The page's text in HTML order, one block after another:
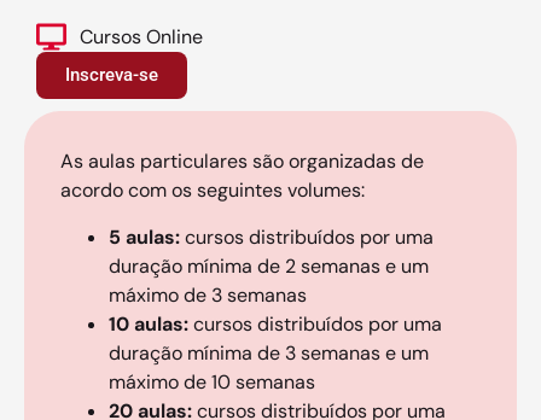
Cursos Online
Inscreva-se
As aulas particulares são organizadas de
acordo com os seguintes volumes:
5 aulas:cursos distribuídos por uma
duração mínima de 2 semanas e um
máximo de 3 semanas
10 aulas:cursos distribuídos por uma
duração mínima de 3 semanas e um
máximo de 10 semanas
20 aulas:cursos distribuídos por uma